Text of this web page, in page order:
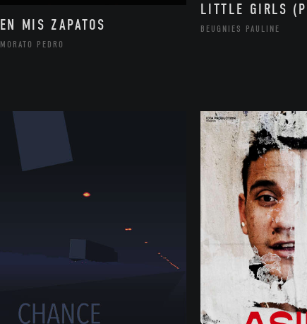
EN MIS ZAPATOS
MORATO PEDRO
LITTLE GIRLS
BEUGNIES PAULINE